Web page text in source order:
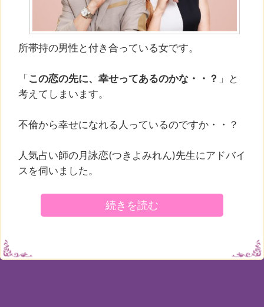
所帯持の男性と付き合っている女です。
「この恋の先に、幸せってあるのかな・・？ 」と
考えてしまいます。
不倫から幸せになれる人っているのですか・・？
人気占い師の月詠恋(つきよみれん)先生にアドバイ
スを伺いました。
続きを読む